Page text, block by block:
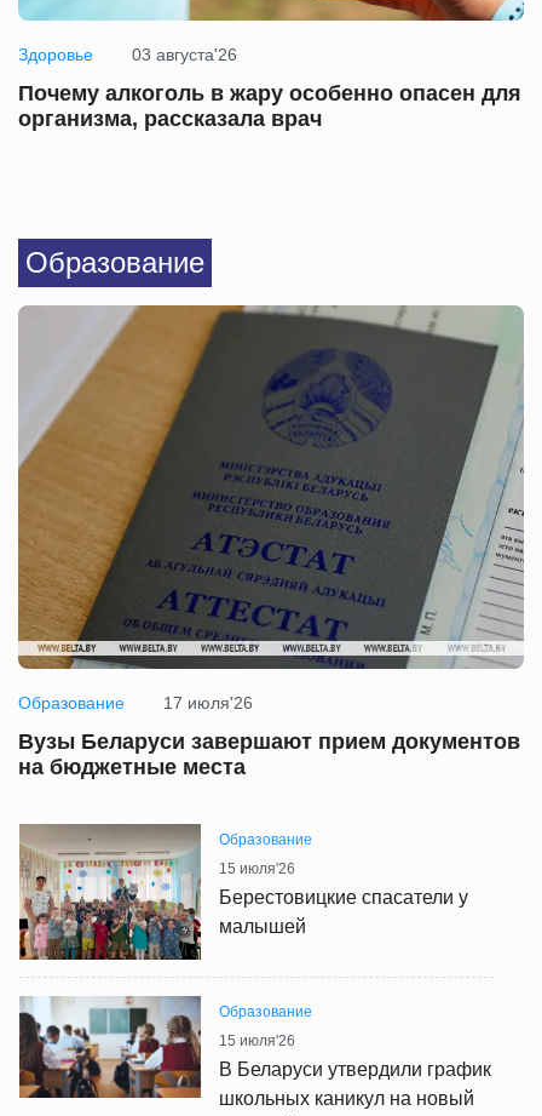
Здоровье 03 августа'26
Почему алкоголь в жару особенно опасен для
организма, рассказала врач
Образование
Образование 17 июля'26
Вузы Беларуси завершают прием документов
на бюджетные места
Образование
15 июля'26
Берестовицкие спасатели у
малышей
Образование
15 июля'26
В Беларуси утвердили график
школьных каникул на новый